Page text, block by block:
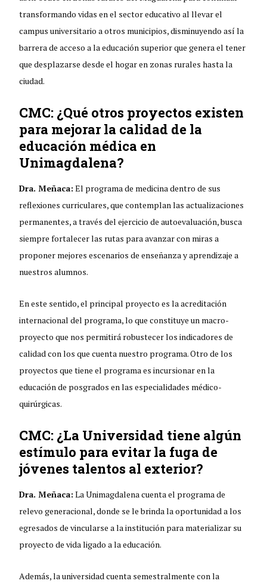
transformando vidas en el sector educativo al llevar el
campus universitario a otros municipios, disminuyendo así la
barrera de acceso a la educación superior que genera el tener
que desplazarse desde el hogar en zonas rurales hasta la
ciudad.
CMC: ¿Qué otros proyectos existen
para mejorar la calidad de la
educación médica en
Unimagdalena?
Dra. Meñaca: El programa de medicina dentro de sus
reflexiones curriculares, que contemplan las actualizaciones
permanentes, a través del ejercicio de autoevaluación, busca
siempre fortalecer las rutas para avanzar con miras a
proponer mejores escenarios de enseñanza y aprendizaje a
nuestros alumnos.
En este sentido, el principal proyecto es la acreditación
internacional del programa, lo que constituye un macro-
proyecto que nos permitirá robustecer los indicadores de
calidad con los que cuenta nuestro programa. Otro de los
proyectos que tiene el programa es incursionar en la
educación de posgrados en las especialidades médico-
quirúrgicas.
CMC: ¿La Universidad tiene algún
estímulo para evitar la fuga de
jóvenes talentos al exterior?
Dra. Meñaca: La Unimagdalena cuenta el programa de
relevo generacional, donde se le brinda la oportunidad a los
egresados de vincularse a la institución para materializar su
proyecto de vida ligado a la educación.
Además, la universidad cuenta semestralmente con la